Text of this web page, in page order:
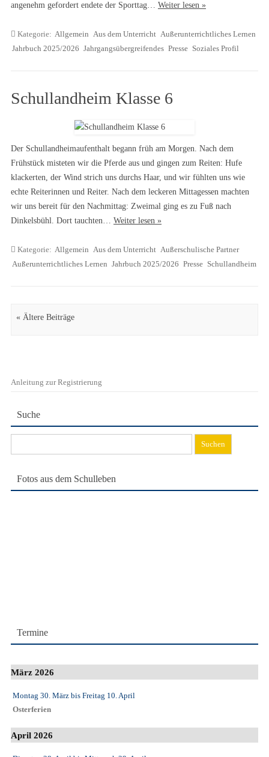
angenehm gefordert endete der Sporttag… Weiter lesen »
Kategorie: Allgemein Aus dem Unterricht Außerunterrichtliches Lernen
Jahrbuch 2025/2026 Jahrgangsübergreifendes Presse Soziales Profil
Schullandheim Klasse 6
Der Schullandheimaufenthalt begann früh am Morgen. Nach dem
Frühstück misteten wir die Pferde aus und gingen zum Reiten: Hufe
klackerten, der Wind strich uns durchs Haar, und wir fühlten uns wie
echte Reiterinnen und Reiter. Nach dem leckeren Mittagessen machten
wir uns bereit für den Nachmittag: Zweimal ging es zu Fuß nach
Dinkelsbühl. Dort tauchten… Weiter lesen »
Kategorie: Allgemein Aus dem Unterricht Außerschulische Partner
Außerunterrichtliches Lernen Jahrbuch 2025/2026 Presse Schullandheim
Artikel Navigation
« Ältere Beiträge
Anleitung zur Registrierung
Suche
nach:
Fotos aus dem Schulleben
Termine
März 2026
Montag 30. März bis Freitag 10. April
Osterferien
April 2026